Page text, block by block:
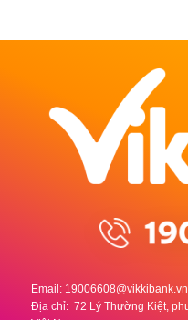
Email: 19006608@vikkibank.vn
Địa chỉ: 72 Lý Thường Kiệt,